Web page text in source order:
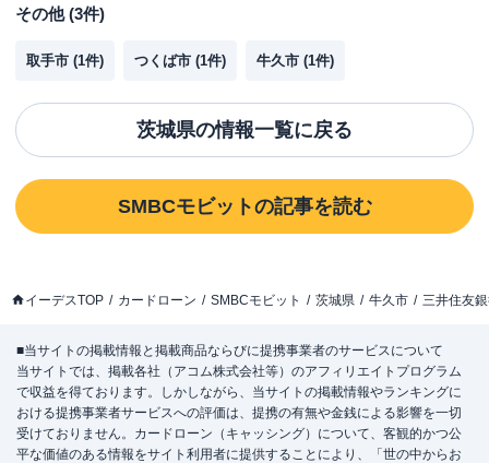
その他(3件)
取手市 (1件) つくば市 (1件) 牛久市 (1件)
茨城県の情報一覧に戻る
SMBCモビットの記事を読む
イーデスTOP カードローン SMBCモビット 茨城県 牛久市 三井住友
■当サイトの掲載情報と掲載商品ならびに提携事業者のサービスについて
当サイトでは、掲載各社（アコム株式会社等）のアフィリエイトプログラム
で収益を得ております。しかしながら、当サイトの掲載情報やランキングに
おける提携事業者サービスへの評価は、提携の有無や金銭による影響を一切
受けておりません。カードローン（キャッシング）について、客観的かつ公
平な価値のある情報をサイト利用者に提供することにより、「世の中からお